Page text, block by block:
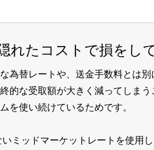
れたコストで損をし
為替レートや、送金手数料とは
的な受取額が大きく減ってしまう
を使い続けているためです。
ミッドマーケットレートを使用